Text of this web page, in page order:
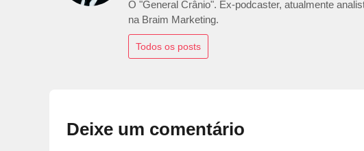
O "General Crânio". Ex-podcaster, atualmente
na Braim Marketing.
Todos os posts
Deixe um comentário